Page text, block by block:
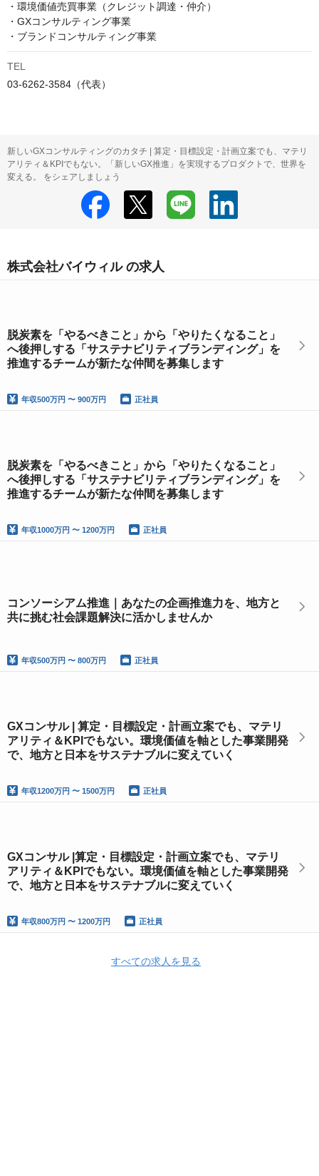
・環境価値売買事業（クレジット調達・仲介）
・GXコンサルティング事業
・ブランドコンサルティング事業
TEL
03-6262-3584（代表）
新しいGXコンサルティングのカタチ | 算定・目標設定・計画立案でも、マテリ
アリティ＆KPIでもない。「新しいGX推進」を実現するプロダクトで、世界を
変える。 をシェアしましょう
株式会社バイウィル の求人
脱炭素を「やるべきこと」から「やりたくなること」
へ後押しする「サステナビリティブランディング」を
推進するチームが新たな仲間を募集します
年収500万円 〜 900万円 正社員
脱炭素を「やるべきこと」から「やりたくなること」
へ後押しする「サステナビリティブランディング」を
推進するチームが新たな仲間を募集します
年収1000万円 〜 1200万円 正社員
コンソーシアム推進｜あなたの企画推進力を、地方と
共に挑む社会課題解決に活かしませんか
年収500万円 〜 800万円 正社員
GXコンサル | 算定・目標設定・計画立案でも、マテリ
アリティ＆KPIでもない。環境価値を軸とした事業開発
で、地方と日本をサステナブルに変えていく
年収1200万円 〜 1500万円 正社員
GXコンサル |算定・目標設定・計画立案でも、マテリ
アリティ＆KPIでもない。環境価値を軸とした事業開発
で、地方と日本をサステナブルに変えていく
年収800万円 〜 1200万円 正社員
すべての求人を見る